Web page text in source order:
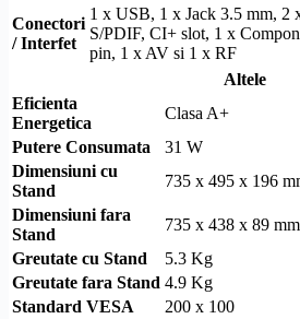
Conectori
/ Interfet
1 x USB, 1 x Jack 3.5 mm, 2
S/PDIF, CI+ slot, 1 x
pin, 1 x AV si 1 x RF
Altele
Eficienta
Energetica
Clasa A+
Putere Consumata
31 W
Dimensiuni cu
Stand
735 x 495 x 196
Dimensiuni fara
Stand
735 x 438 x 89 mm
Greutate cu Stand
5.3 Kg
Greutate fara Stand 4.9 Kg
Standard VESA
200 x 100